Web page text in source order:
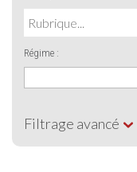
Régime :
Filtrage avancé